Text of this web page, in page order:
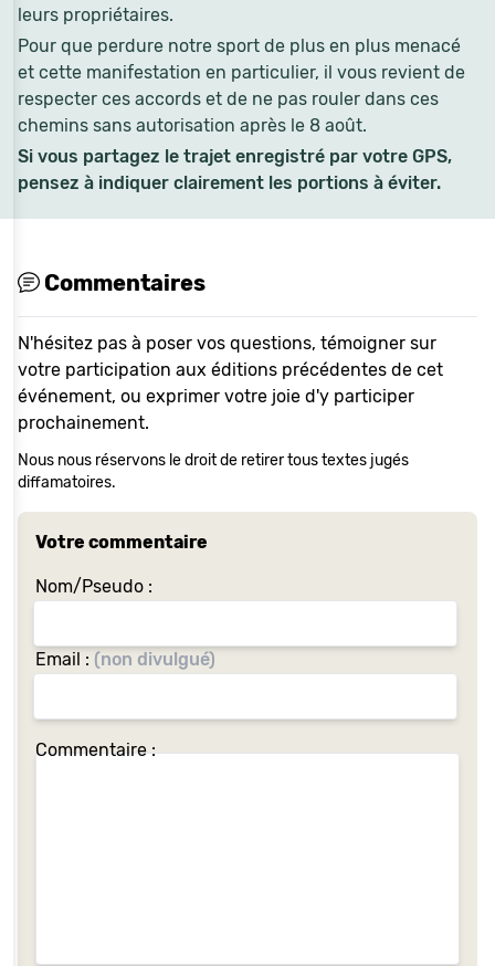
leurs propriétaires.
Pour que perdure notre sport de plus en plus menacé
et cette manifestation en particulier, il vous revient de
respecter ces accords et de ne pas rouler dans ces
chemins sans autorisation après le 8 août.
Si vous partagez le trajet enregistré par votre GPS,
pensez à indiquer clairement les portions à éviter.
Commentaires
N'hésitez pas à poser vos questions, témoigner sur
votre participation aux éditions précédentes de cet
événement, ou exprimer votre joie d'y participer
prochainement.
Nous nous réservons le droit de retirer tous textes jugés
diffamatoires.
Votre commentaire
Nom/Pseudo :
Email : (non divulgué)
Commentaire :